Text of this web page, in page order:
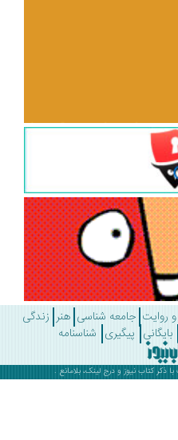
جامعه شناسی هنر زندگی
پیگیری شناسنامه
نیوز و درج لینک، بلامانع .